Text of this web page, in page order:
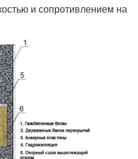
и сопротивлением на